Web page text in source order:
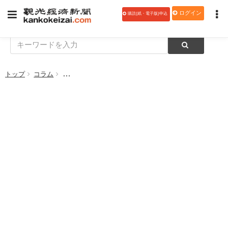
購読(紙・電子版)申込 ログイン
トップ コラム 【シニアマイスター経営の知恵 215〈最終回〉】誰が